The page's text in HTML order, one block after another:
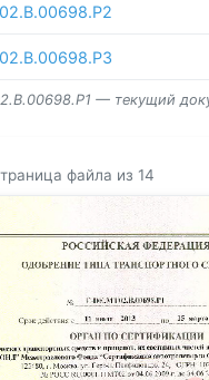
— текущий
файла из 14